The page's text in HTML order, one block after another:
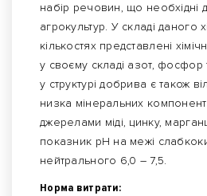
набір речовин, що необхідні
агрокультур. У складі даного
кількостях представлені
у своєму складі азот, фосфор
у структурі добрива є також
низка мінеральних
джерелами міді, цинку,
показник рН на межі
нейтрального 6,0 – 7,5.
Норма витрати: